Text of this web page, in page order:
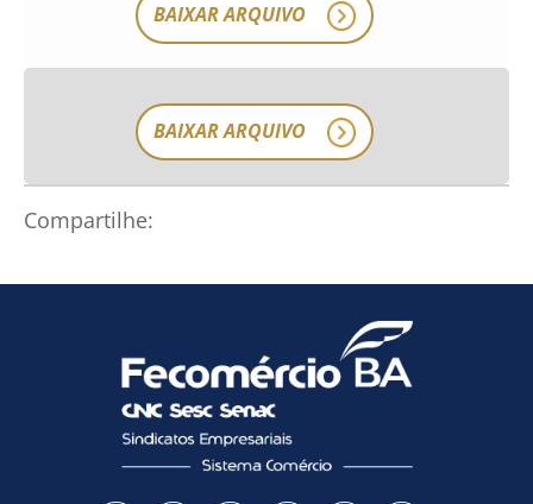
BAIXAR ARQUIVO
BAIXAR ARQUIVO
Compartilhe: